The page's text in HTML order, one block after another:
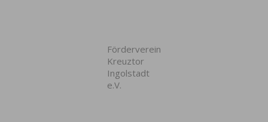
Förderverein
Kreuztor
Ingolstadt
e.V.